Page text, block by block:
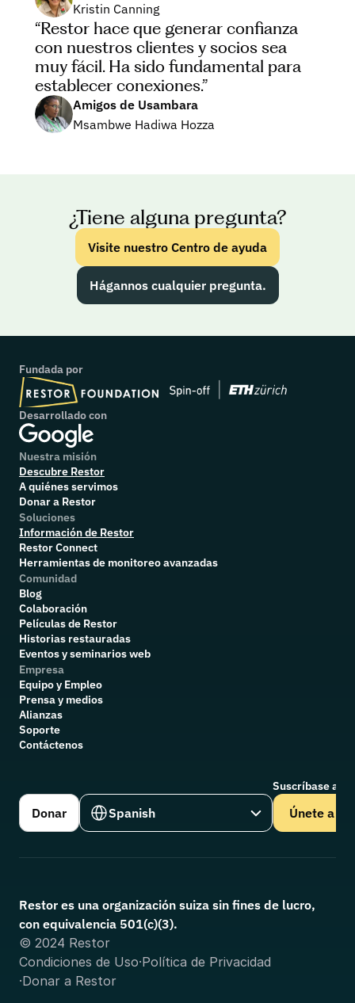
Kristin Canning
“Restor hace que generar confianza
con nuestros clientes y socios sea
muy fácil. Ha sido fundamental para
establecer conexiones.”
Amigos de Usambara
Msambwe Hadiwa Hozza
¿Tiene alguna pregunta?
Visite nuestro Centro de ayuda
Hágannos cualquier pregunta.
Fundada por
Desarrollado con
Nuestra misión
Descubre Restor
A quiénes servimos
Donar a Restor
Soluciones
Información de Restor
Restor Connect
Herramientas de monitoreo avanzadas
Comunidad
Blog
Colaboración
Películas de Restor
Historias restauradas
Eventos y seminarios web
Empresa
Equipo y Empleo
Prensa y medios
Alianzas
Soporte
Contáctenos
Donar
Select Language
Spanish
Suscríbase a
Únete a
Restor es una organización suiza sin fines de lucro,
con equivalencia 501(c)(3).
© 2024 Restor
Condiciones de Uso·Política de Privacidad
·Donar a Restor